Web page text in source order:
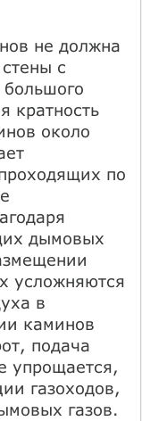
не должна
с
большого
кратность
около
по
дымовых
усложняются
в
каминов
подача
упрощается,
газоходов,
газов.